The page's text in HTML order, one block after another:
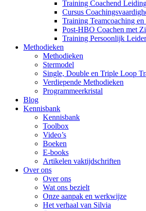
Training Coachend
Cursus
Training Teamcoaching
Post-HBO Coachen met
Training Persoonlijk
Methodieken
Methodieken
Stermodel
Single, Double en Triple Loop
Verdiepende Methodieken
Programmeerkristal
Blog
Kennisbank
Kennisbank
Toolbox
Video’s
Boeken
E-books
Artikelen vaktijdschriften
Over ons
Over ons
Wat ons bezielt
Onze aanpak en werkwijze
Het verhaal van Silvia